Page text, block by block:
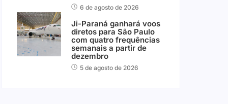
6 de agosto de 2026
Ji-Paraná ganhará voos
diretos para São Paulo
com quatro frequências
semanais a partir de
dezembro
5 de agosto de 2026